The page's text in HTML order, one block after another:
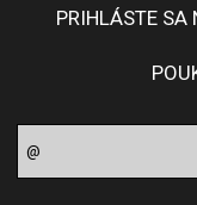
PRIHLÁSTE SA